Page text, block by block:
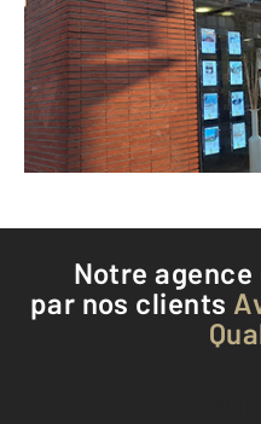
Notre
par nos clients
Voir tous